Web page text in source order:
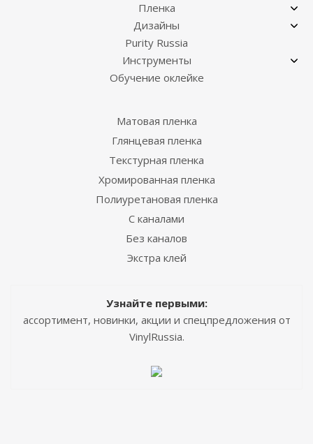
Пленка
Дизайны
Purity Russia
Инструменты
Обучение оклейке
Матовая пленка
Глянцевая пленка
Текстурная пленка
Хромированная пленка
Полиуретановая пленка
С каналами
Без каналов
Экстра клей
Узнайте первыми:
ассортимент, новинки, акции и спецпредложения от
VinylRussia.